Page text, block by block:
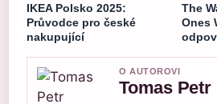
IKEA Polsko 2025:
Průvodce pro české
nakupující
The
Ones
O AUTOROVI
Tomas